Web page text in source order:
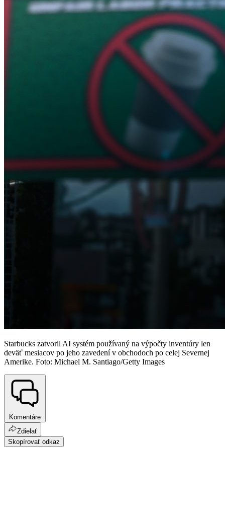
Starbucks zatvoril AI systém používaný na výpočty inventúry len
deväť mesiacov po jeho zavedení v obchodoch po celej Severnej
Amerike. Foto: Michael M. Santiago/Getty Images
Komentáre
Zdielať
Skopírovať odkaz